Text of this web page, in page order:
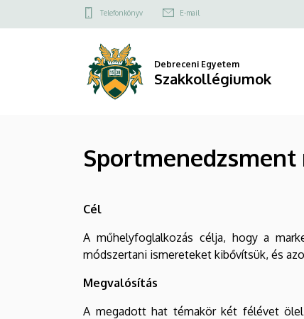
Sportmenedzsment
Szakkollégiumok
a
Felső
menü
Telefonkönyv E-mail
Debreceni Egyetem
Szakkollégiumok
Cél
A műhelyfoglalkozás célja, hogy a
módszertani ismereteket kibővítsük, és
Megvalósítás
A megadott hat témakör két félévet